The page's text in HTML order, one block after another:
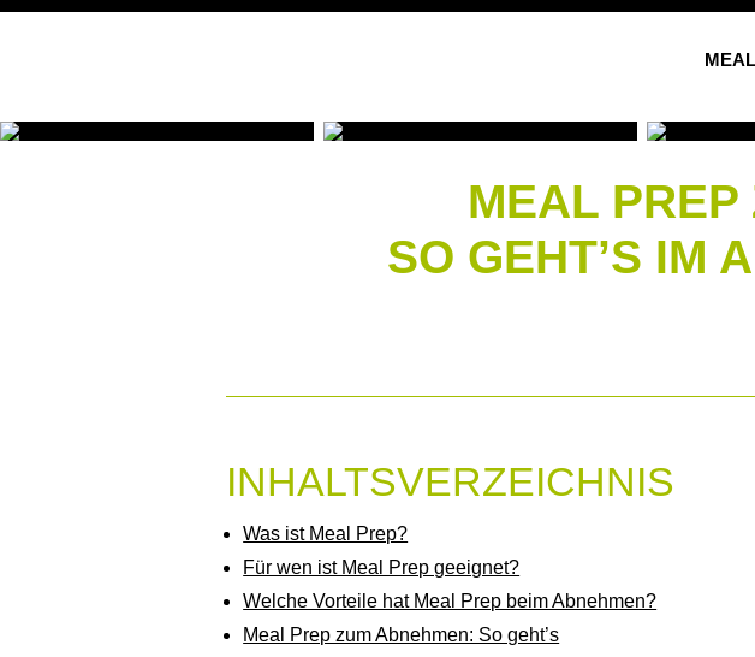
MEAL PREP
SO GEHT’S IM
INHALTSVERZEICHNIS
Was ist Meal Prep?
Für wen ist Meal Prep geeignet?
Welche Vorteile hat Meal Prep beim Abnehmen?
Meal Prep zum Abnehmen: So geht’s